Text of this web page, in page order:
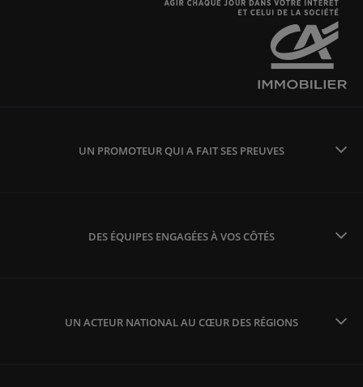
UN PROMOTEUR QUI A FAIT SES PREUVES
DES ÉQUIPES ENGAGÉES À VOS CÔTÉS
UN ACTEUR NATIONAL AU CŒUR DES RÉGIONS